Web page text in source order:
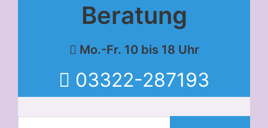
Beratung
Mo.-Fr. 10 bis 18 Uhr
03322-287193